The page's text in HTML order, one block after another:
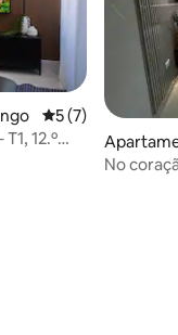
Classificação
5 (7)
12.º
ingo
No